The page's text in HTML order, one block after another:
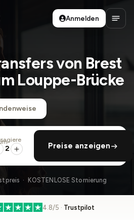
Anmelden
von Brest
Louppe-Brücke
...
Hotel, ...
· 01:45 PM
hinzufügen
2 Preise anzeigen
· KOSTENLOSE Stornierung
4.8/5 · Trustpilot